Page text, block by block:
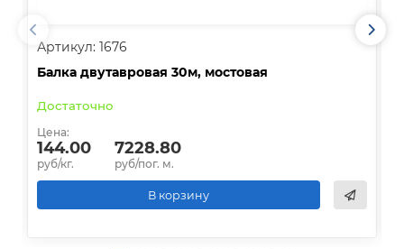
Артикул: 1676
Балка двутавровая 30м, мостовая
Достаточно
Цена:
144.00
руб/кг.
7228.80
руб/пог. м.
В корзину